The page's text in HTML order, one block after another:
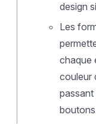
design
Les
chaque
couleur
passant